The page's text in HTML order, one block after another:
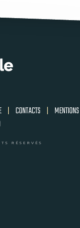
| CONTACTS | MENTIONS
RÉSERVÉS